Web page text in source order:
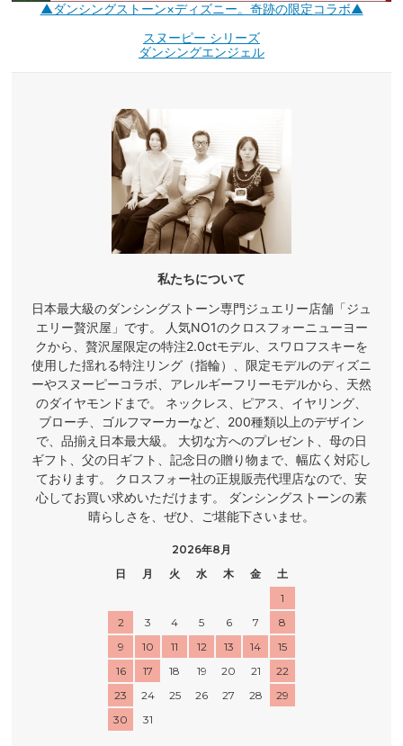
▲ダンシングストーン×ディズニー。奇跡の限定コラボ▲
スヌーピー シリーズ
ダンシングエンジェル
私たちについて
日本最大級のダンシングストーン専門ジュエリー店舗「ジュ
エリー贅沢屋」です。 人気NO1のクロスフォーニューヨー
クから、贅沢屋限定の特注2.0ctモデル、スワロフスキーを
使用した揺れる特注リング（指輪）、限定モデルのディズニ
ーやスヌーピーコラボ、アレルギーフリーモデルから、天然
のダイヤモンドまで。 ネックレス、ピアス、イヤリング、
ブローチ、ゴルフマーカーなど、200種類以上のデザイン
で、品揃え日本最大級。 大切な方へのプレゼント、母の日
ギフト、父の日ギフト、記念日の贈り物まで、幅広く対応し
ております。 クロスフォー社の正規販売代理店なので、安
心してお買い求めいただけます。 ダンシングストーンの素
晴らしさを、ぜひ、ご堪能下さいませ。
2026年8月
日
月 火 水 木 金
土
1
2
3 4 5 6 7
8
9
10 11 12 13 14
15
16
17 18 19 20 21
22
23
24 25 26 27 28
29
30
31